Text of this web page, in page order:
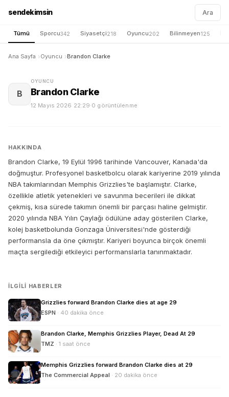
sendekimsin Ara
Tümü Sporcu342 Siyasetçi218 Oyuncu202 Bilinmeyen125
Ana Sayfa Oyuncu Brandon Clarke
B
OYUNCU
Brandon Clarke
12 Mayıs 2026 22:29·0 görüntülenme
HAKKINDA
Brandon Clarke, 19 Eylül 1996 tarihinde Vancouver, Kanada'da
doğmuştur. Profesyonel basketbolcu olarak kariyerine 2019 yılında
NBA takımlarından Memphis Grizzlies'te başlamıştır. Clarke,
özellikle atletik yetenekleri ve savunma becerileri ile dikkat
çekmiş, kısa sürede takımın önemli bir parçası haline gelmiştir.
2020 yılında NBA Yılın Çaylağı ödülüne aday gösterilen Clarke,
kolej basketbolunda Gonzaga Üniversitesi'nde gösterdiği
performansla da öne çıkmıştır. Kariyeri boyunca birçok önemli
maçta sergilediği etkileyici performanslarla tanınmaktadır.
İLGILI HABERLER
Grizzlies forward Brandon Clarke dies at age 29
ESPN · 40 dakika önce
Brandon Clarke, Memphis Grizzlies Player, Dead At 29
TMZ · 1 saat önce
Memphis Grizzlies forward Brandon Clarke dies at 29
The Commercial Appeal · 20 dakika önce